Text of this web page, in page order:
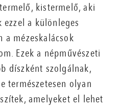
kistermelő, aki
a különleges
a mézeskalácsok
Ezek a népművészeti
díszként szolgálnak,
természetesen olyan
amelyeket el lehet